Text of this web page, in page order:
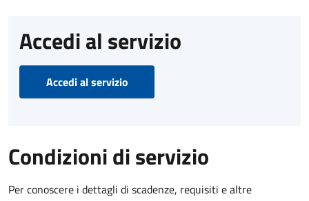
Accedi al servizio
Accedi al servizio
Condizioni di servizio
Per conoscere i dettagli di scadenze, requisiti e altre